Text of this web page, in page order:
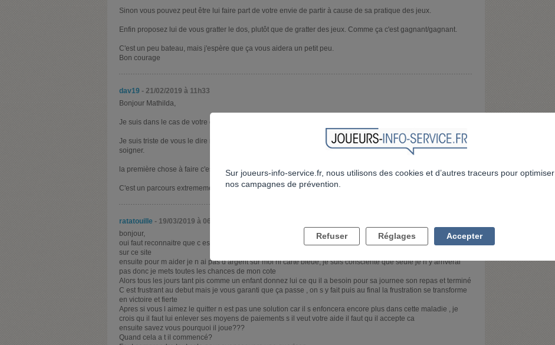
Sinon vous pouvez peut être lui faire part de votre envie de partir à cause de sa pratique des jeux.
Enfin proposez lui de vous gratter le dos, plutôt que de gratter des jeux. Comme ça c'est gagnant/gagnant.
C'est un peu bateau, mais j'espère que ça vous aidera un petit peu.
Bon courage
dav19 - 21/02/2019 à 11h33
Bonjour Mathilda,
Je suis dans le cas de votre conjoint voir pire car je dépense beaucoup plus d'argent dans les jeux.
Je suis triste de vous le dire mais votre conjoint est malade, l'addiction aux jeux est une maladie très difficile a
soigner.
la première chose à faire c'est de le reconnaitre et ca doit etre le cheminement qu'il doit faire.
C'est un parcours extremement difficile, je vous souhaite du courage
ratatouille - 19/03/2019 à 06h59
bonjour,
oui faut reconnaitre que c est une maladie , j avais ce pb moi aussi et d abord j ai trouve une aide formidable
sur ce site
ensuite pour m aider je n ai pas d argent sur moi ni carte bleue, je suis consciente que seule je n y arriverai
pas donc je mets toutes les chances de mon cote
Alors tous les jours tant pis comme un enfant donnez lui ce qu il a besoin pour sa journee son repas et terminé
C est frustrant au debut mais je vous garanti que ça passe , on s y fait puis au final la frustration se transforme
en victoire et fierte
Apres si vous l aimez le quitter n est pas une solution car il s enfoncera encore plus dans cette maladie , je
crois qu il faut lui enlever ses moyens de paiements s il veut votre aide il faut qu il accepte ca
ensuite savez vous pourquoi il joue???
Quand cela a t il commencé?
Sur joueurs-info-service.fr, nous utilisons des cookies et d’autres traceurs pour optimiser
nos campagnes de prévention.
Refuser Réglages Accepter